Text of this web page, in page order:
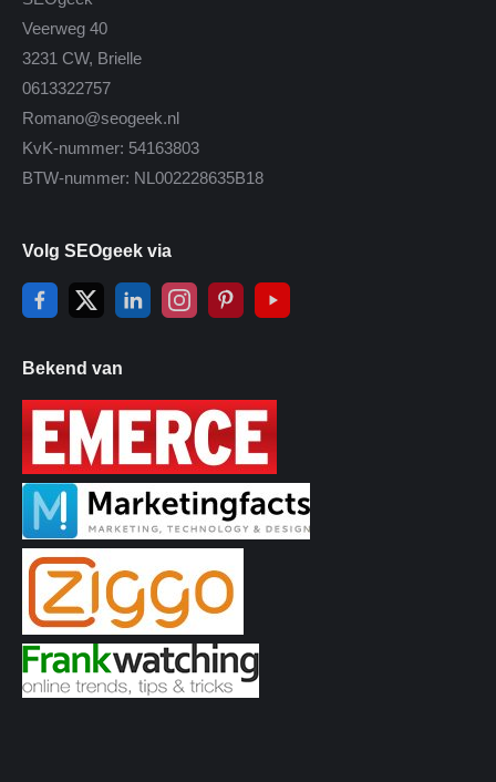
Veerweg 40
3231 CW, Brielle
0613322757
Romano@seogeek.nl
KvK-nummer: 54163803
BTW-nummer: NL002228635B18
Volg SEOgeek via
Bekend van